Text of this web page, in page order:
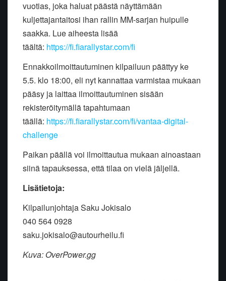
vuotias, joka haluat päästä näyttämään
kuljettajantaitosi ihan rallin MM-sarjan huipulle
saakka. Lue aiheesta lisää
täältä: https://fi.fiarallystar.com/fi
Ennakkoilmoittautuminen kilpailuun päättyy ke
5.5. klo 18:00, eli nyt kannattaa varmistaa mukaan
pääsy ja laittaa ilmoittautuminen sisään
rekisteröitymällä tapahtumaan
täällä: https://fi.fiarallystar.com/fi/vantaa-digital-
challenge
Paikan päällä voi ilmoittautua mukaan ainoastaan
siinä tapauksessa, että tilaa on vielä jäljellä.
Lisätietoja:
Kilpailunjohtaja Saku Jokisalo
040 564 0928
saku.jokisalo@autourheilu.fi
Kuva: OverPower.gg